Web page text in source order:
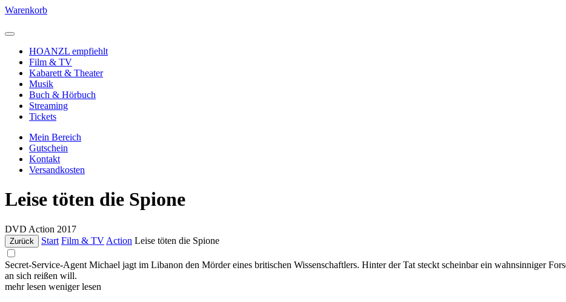
Warenkorb
HOANZL empfiehlt
Film & TV
Kabarett & Theater
Musik
Buch & Hörbuch
Streaming
Tickets
Mein Bereich
Gutschein
Kontakt
Versandkosten
Leise töten die Spione
DVD Action 2017
Zurück Start Film & TV Action Leise töten die Spione
Secret-Service-Agent Michael jagt im Libanon den Mörder eines britischen Wissenschaftlers. Hinter der Tat steckt scheinbar ein wahnsinniger
an sich reißen will.
mehr lesen weniger lesen